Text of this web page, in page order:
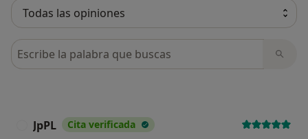
Busca en opiniones
JpPL Cita verificada